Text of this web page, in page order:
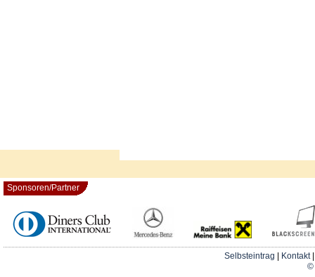
Sponsoren/Partner
Selbsteintrag Kontakt
©